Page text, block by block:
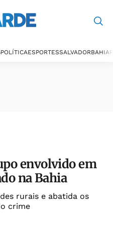
POLÍTICAESPORTESSALVADORBAHIA
envolvido em
na Bahia
rurais e abatida os
crime